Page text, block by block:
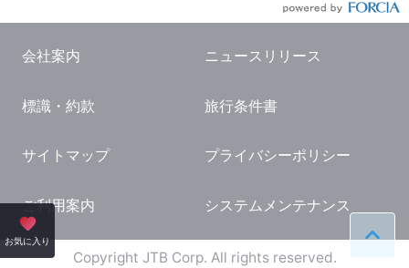
お気に入り ペー
東京ドーム ホテル
横浜 ホテル
熱海 ホテル
京都 ホテル
大阪 ホテル
国内観光ガイド
旅行・観光情報
会社案内 ニュースリリース
標識・約款 旅行条件書
サイトマップ プライバシーポリシー
ご利用案内 システムメンテナンス
Copyright JTB Corp. All rights reserved.